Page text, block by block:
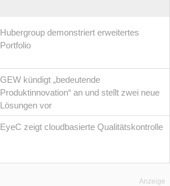
Hubergroup demonstriert erweitertes
Portfolio
GEW kündigt „bedeutende
Produktinnovation“ an und stellt zwei neue
Lösungen vor
EyeC zeigt cloudbasierte Qualitätskontrolle
Anzeige